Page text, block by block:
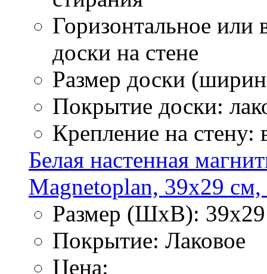
Горизонтальное или
доски на стене
Размер доски
Покрытие доски:
Крепление на стену:
Белая настенная
Magnetoplan, 39х29 см,
Размер (ШхВ):
Покрытие: Лаковое
Цена: